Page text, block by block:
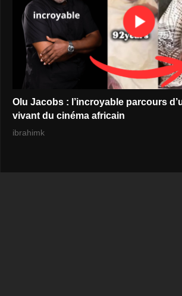
Olu Jacobs : l’incroyable parcours
vivant du cinéma africain
ibrahimk